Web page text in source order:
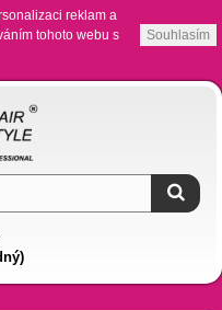
reklam a
tohoto webu s
Souhlasím